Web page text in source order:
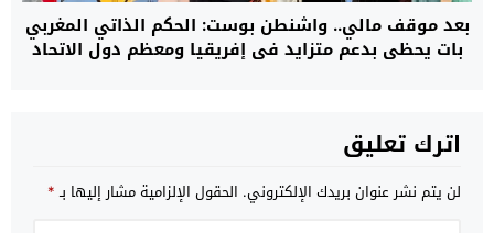
بعد موقف مالي.. واشنطن بوست: الحكم الذاتي المغربي
بات يحظى بدعم متزايد في إفريقيا ومعظم دول الاتحاد
اترك تعليق
لن يتم نشر عنوان بريدك الإلكتروني. الحقول الإلزامية مشار إليها بـ*